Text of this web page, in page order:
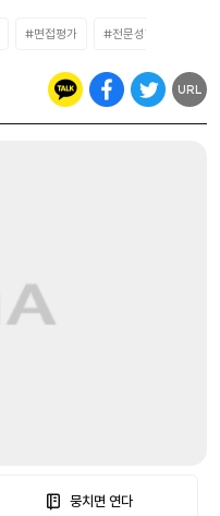
#면접평가 #전문성향상
URL
뭉치면 연다